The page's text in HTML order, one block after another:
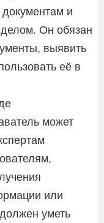
и
Он обязан
выявить
её в
может
или
уметь